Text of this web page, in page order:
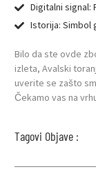
Digitalni signal:
Istorija: Simbol
Bilo da ste ovde
izleta, Avalski
uverite se zašto
Čekamo vas na
Tagovi Objave :